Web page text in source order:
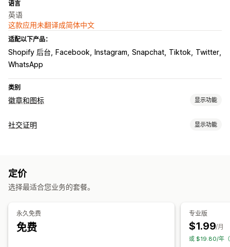
语言
英语
这款应用未翻译成简体中文
适配以下产品：
Shopify 后台 Facebook Instagram Snapchat Tiktok Twitter
WhatsApp
类别
徽章和图标 显示功能
图标类型
动画
自动适应移动设备
特定设备
手动定位
结账页面
产品系列页面
产品页面
社交证明 显示功能
定价
选择最适合您业务的套餐。
永久免费
免费
专业版
$1.99/月
或 $19.80/年（